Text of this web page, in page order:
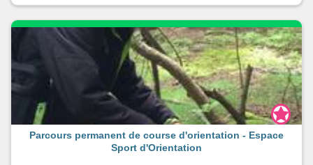
Parcours permanent de course d'orientation - Espace
Sport d'Orientation